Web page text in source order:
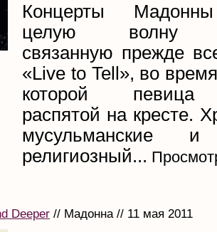
Концерты
целую волну
связанную прежде
«Live to Tell», во
которой певица
распятой на кресте.
мусульманские и
религиозный...
Deeper // Мадонна // 11 мая 2011